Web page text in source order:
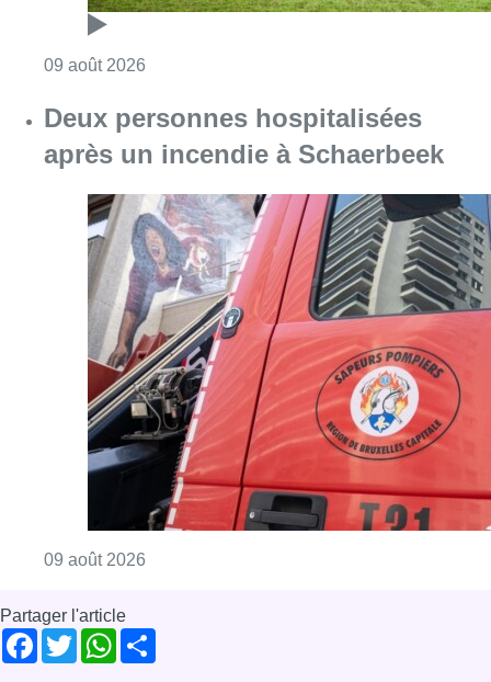
09 août 2026
Deux personnes hospitalisées
après un incendie à Schaerbeek
09 août 2026
Partager l'article
Facebook
TwitterWhatsApp